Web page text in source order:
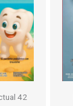
42